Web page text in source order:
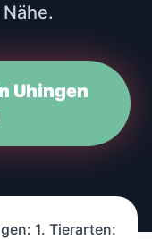
Uhingen
1. Tierarten: